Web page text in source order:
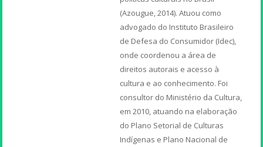
(Azougue, 2014). Atuou como
advogado do Instituto Brasileiro
de Defesa do Consumidor (Idec),
onde coordenou a área de
direitos autorais e acesso à
cultura e ao conhecimento. Foi
consultor do Ministério da Cultura,
em 2010, atuando na elaboração
do Plano Setorial de Culturas
Indígenas e Plano Nacional de